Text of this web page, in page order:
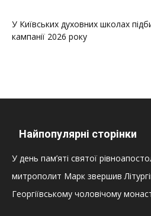
У Київських духовних школах
кампанії 2026 року
Найпопулярні сторінки
У день пам’яті святої
митрополит Марк звершив
Георгіївському чоловічому